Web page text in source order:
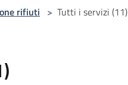
rifiuti > Tutti i servizi (11)